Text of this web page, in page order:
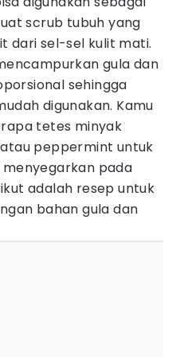
scrub tubuh yang
dari sel-sel kulit mati.
gula dan
sehingga
digunakan. Kamu
tetes minyak
peppermint untuk
pada
adalah resep untuk
bahan gula dan